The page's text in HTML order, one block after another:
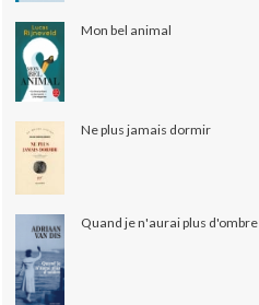
Mon bel animal
Ne plus jamais dormir
Quand je n'aurai plus d'ombre